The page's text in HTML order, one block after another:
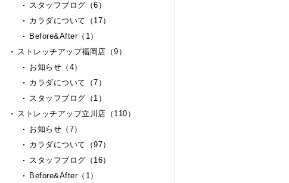
スタッフブログ（6）
カラダについて（17）
Before&After（1）
ストレッチアップ福岡店（9）
お知らせ（4）
カラダについて（7）
スタッフブログ（1）
ストレッチアップ立川店（110）
お知らせ（7）
カラダについて（97）
スタッフブログ（16）
Before&After（1）